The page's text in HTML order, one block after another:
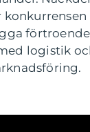
logistik